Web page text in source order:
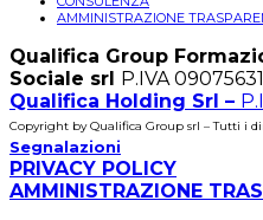
AMMINISTRAZIONE
Qualifica Group
Sociale srl P.IVA
Qualifica Holding Srl –
Copyright by Qualifica Group srl – Tutti i
Segnalazioni
PRIVACY POLICY
AMMINISTRAZIONE